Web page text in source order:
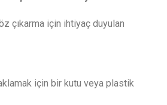
çıkarma için ihtiyaç duyulan
için bir kutu veya plastik